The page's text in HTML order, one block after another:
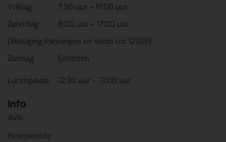
Vrijdag
7:30 uur – 17:00 uur
Zaterdag
8:00 uur – 17:00 uur
(Vestiging Panningen en Venlo tot 12.00!)
Zondag
Gesloten
Lunchpauze 12:30 uur – 13:00 uur
Info
AVG
Huurperiode